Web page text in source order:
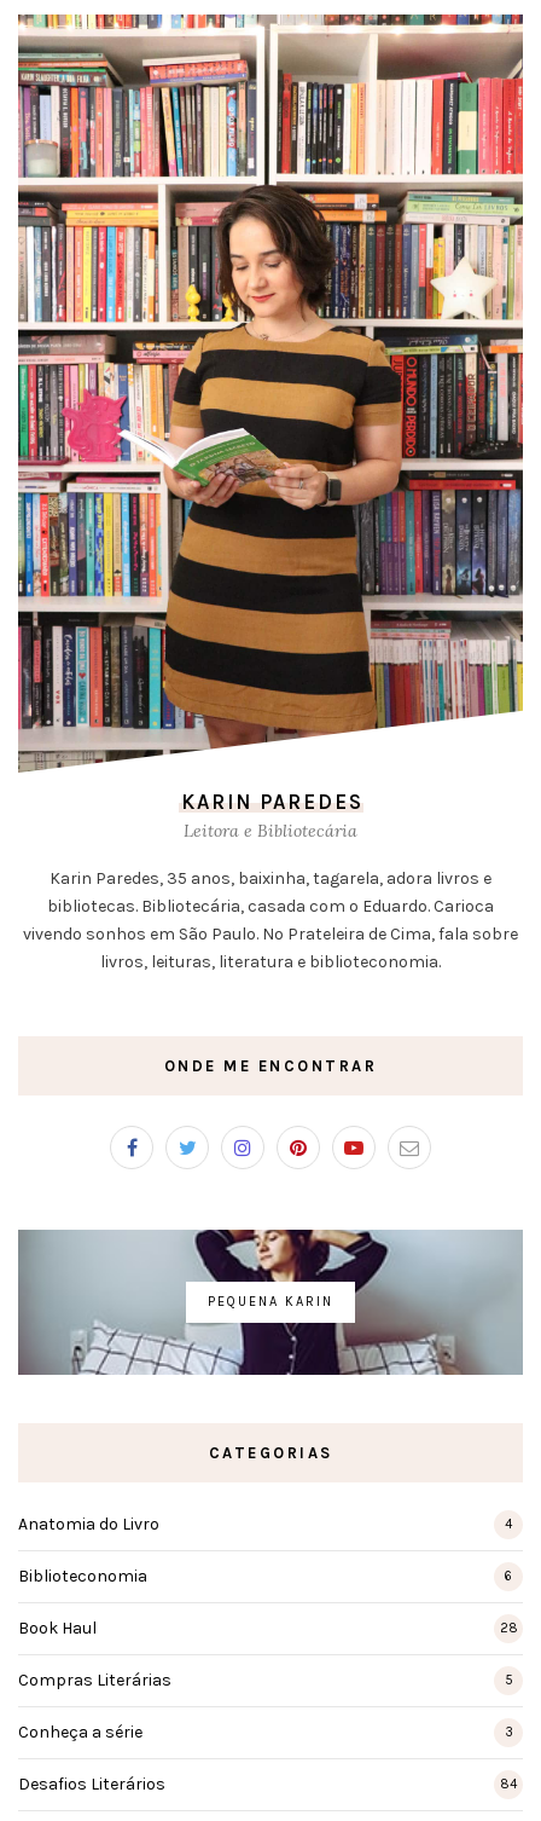
KARIN PAREDES
Leitora e Bibliotecária
Karin Paredes, 35 anos, baixinha, tagarela, adora livros e
bibliotecas. Bibliotecária, casada com o Eduardo. Carioca
vivendo sonhos em São Paulo. No Prateleira de Cima, fala sobre
livros, leituras, literatura e biblioteconomia.
ONDE ME ENCONTRAR
PEQUENA KARIN
CATEGORIAS
Anatomia do Livro 4
Biblioteconomia 6
Book Haul 28
Compras Literárias 5
Conheça a série 3
Desafios Literários 84